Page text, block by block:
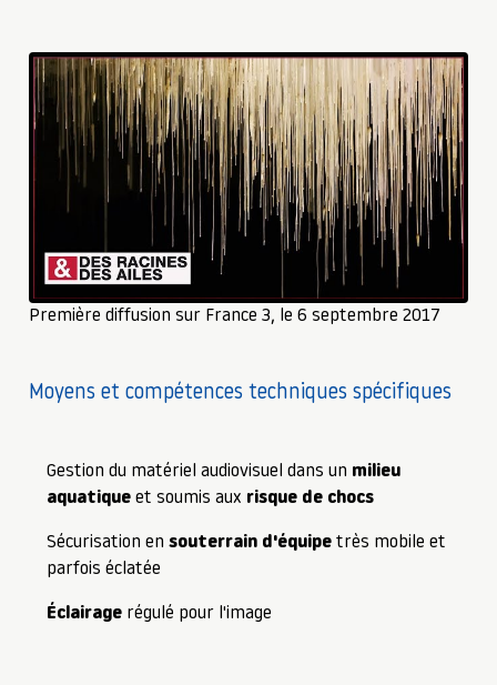
▶
Première diffusion sur France 3, le 6 septembre 2017
Moyens et compétences techniques spécifiques
Gestion du matériel audiovisuel dans un milieu
aquatique et soumis aux risque de chocs
Sécurisation en souterrain d'équipe très mobile et
parfois éclatée
Éclairage régulé pour l'image